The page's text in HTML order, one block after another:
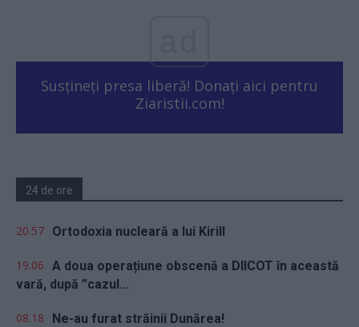
Susțineți presa liberă! Donați aici pentru
Ziaristii.com!
24 de ore
20.57 Ortodoxia nucleară a lui Kirill
19.06 A doua operațiune obscenă a DIICOT în această
vară, după ”cazul...
08.18 Ne-au furat străinii Dunărea!